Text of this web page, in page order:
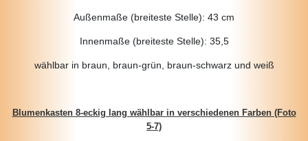
Außenmaße (breiteste Stelle): 43 cm
Innenmaße (breiteste Stelle): 35,5
wählbar in braun, braun-grün, braun-schwarz und weiß
Blumenkasten 8-eckig lang wählbar in verschiedenen Farben (Foto
5-7)